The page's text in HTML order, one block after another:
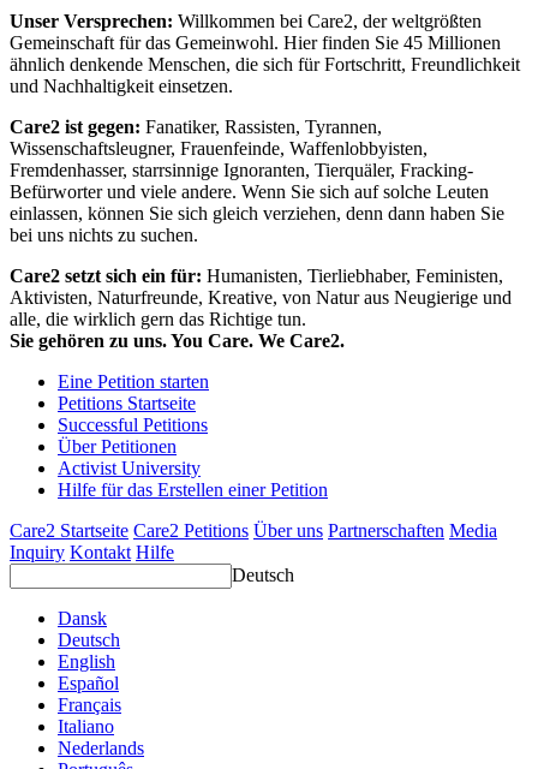
Unser Versprechen: Willkommen bei Care2, der weltgrößten
Gemeinschaft für das Gemeinwohl. Hier finden Sie 45 Millionen
ähnlich denkende Menschen, die sich für Fortschritt, Freundlichkeit
und Nachhaltigkeit einsetzen.
Care2 ist gegen: Fanatiker, Rassisten, Tyrannen,
Wissenschaftsleugner, Frauenfeinde, Waffenlobbyisten,
Fremdenhasser, starrsinnige Ignoranten, Tierquäler, Fracking-
Befürworter und viele andere. Wenn Sie sich auf solche Leuten
einlassen, können Sie sich gleich verziehen, denn dann haben Sie
bei uns nichts zu suchen.
Care2 setzt sich ein für: Humanisten, Tierliebhaber, Feministen,
Aktivisten, Naturfreunde, Kreative, von Natur aus Neugierige und
alle, die wirklich gern das Richtige tun.
Sie gehören zu uns. You Care. We Care2.
Eine Petition starten
Petitions Startseite
Successful Petitions
Über Petitionen
Activist University
Hilfe für das Erstellen einer Petition
Care2 Startseite Care2 Petitions Über uns Partnerschaften Media
Inquiry Kontakt Hilfe
Deutsch
Dansk
Deutsch
English
Español
Français
Italiano
Nederlands